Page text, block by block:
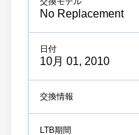
No Replacement
10月 01, 2010